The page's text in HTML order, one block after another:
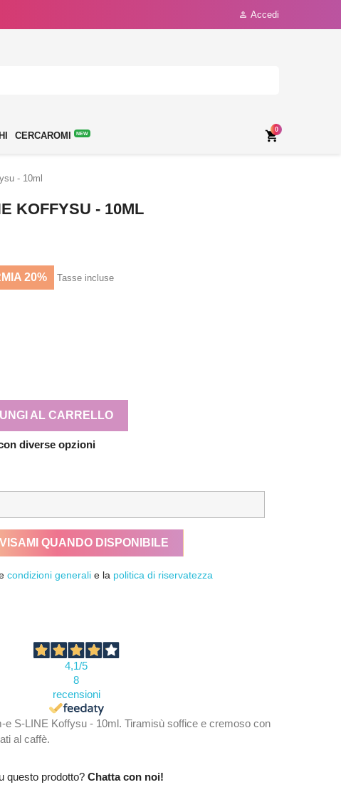
 Accedi
CERCAROMI NEW 
0
- 10ml
KOFFYSU - 10ML
20% Tasse incluse
AL CARRELLO
diverse opzioni
QUANDO DISPONIBILE
condizioni generali e la politica di riservatezza
4,1/5
8
recensioni
e S-LINE Koffysu - 10ml. Tiramisù soffice e cremoso con
al caffè.
questo prodotto? Chatta con noi!